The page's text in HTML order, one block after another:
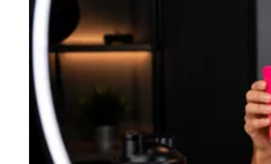
Anuncie no Portal
Guia de Empresas
Divulgar VagasNovo
Publicidade Legal
Negócios Regionais
Turismo
Segurança Regional
Hospitais Estaduais
Parques & Represas
Cidades da Região
Santana de Parnaíba
CarapicuíbaJandira
Pirapora
do Bom Jesus
Araçariguama CajamarCaieirasFranco da